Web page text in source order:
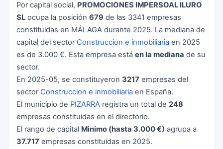
Por capital social, PROMOCIONES IMPERSOAL ILURO
SL ocupa la posición 679 de las 3341 empresas
constituidas en MÁLAGA durante 2025. La mediana de
capital del sector Construccion e inmobiliaria en 2025
es de 3.000 €. Esta empresa está en la mediana de su
sector.
En 2025-05, se constituyeron 3217 empresas del
sector Construccion e inmobiliaria en España.
El municipio de PIZARRA registra un total de 248
empresas constituidas en el directorio.
El rango de capital Minimo (hasta 3.000 €) agrupa a
37.717 empresas constituidas en 2025.